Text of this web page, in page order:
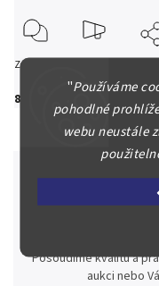
"Používáme
pohodlné
webu neustále
890 Kč
Zeptat se
Posoudíme kvalitu a
aukci nebo